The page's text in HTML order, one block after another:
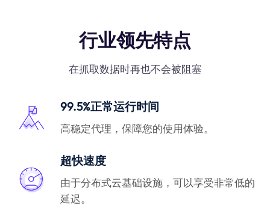
行业领先特点
在抓取数据时再也不会被阻塞
99.5%正常运行时间
高稳定代理，保障您的使用体验。
超快速度
由于分布式云基础设施，可以享受非常低的
延迟。